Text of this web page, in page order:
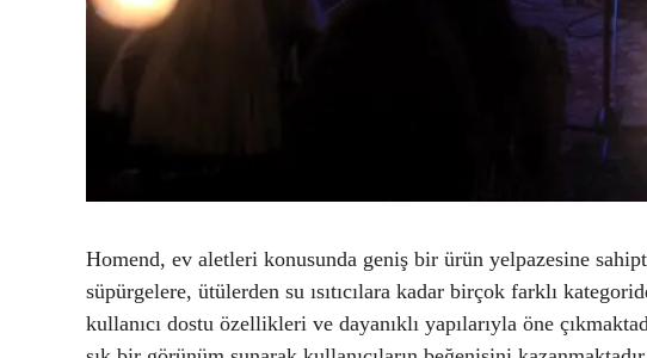
Homend, ev aletleri konusunda geniş bir ürün yelpazesine
süpürgelere, ütülerden su ısıtıcılara kadar birçok farklı
kullanıcı dostu özellikleri ve dayanıklı yapılarıyla öne